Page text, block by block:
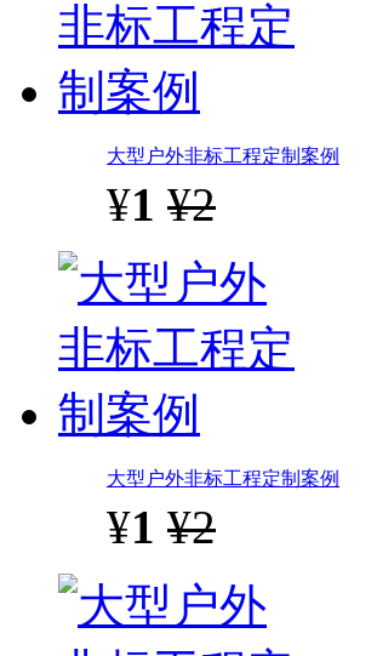
大型户外非标工程定制案例
¥1 ¥2
大型户外非标工程定制案例
¥1 ¥2